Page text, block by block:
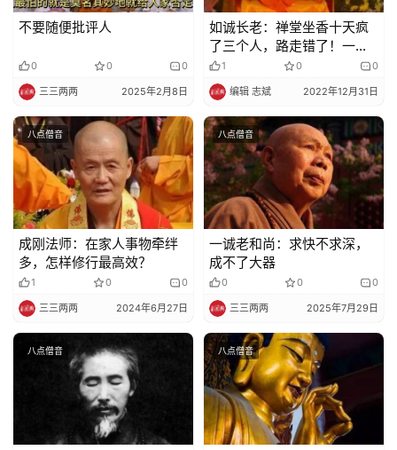
教
艺
政
策
法
规
免
责
声
明
不要随便批评人
0 0 0
三三两两 2025年2月8日
如诚长老：禅堂坐香十天疯
了三个人，路走错了！一生
废了…
1 0 0
编辑 志斌 2022年12月31日
八点僧音
成刚法师：在家人事物牵绊
多，怎样修行最高效？
1 0 0
三三两两 2024年6月27日
八点僧音
一诚老和尚：求快不求深，
成不了大器
0 0 0
三三两两 2025年7月29日
八点僧音 八点僧音